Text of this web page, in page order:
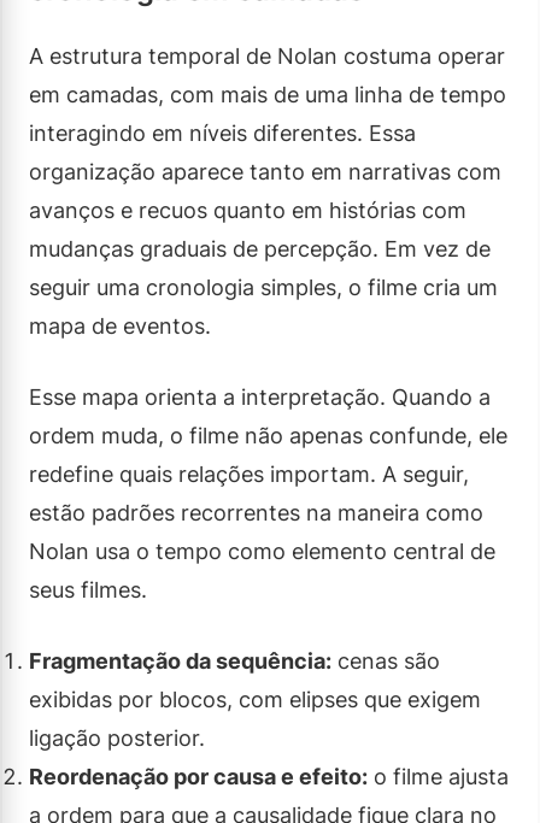
A estrutura temporal de Nolan costuma operar
em camadas, com mais de uma linha de tempo
interagindo em níveis diferentes. Essa
organização aparece tanto em narrativas com
avanços e recuos quanto em histórias com
mudanças graduais de percepção. Em vez de
seguir uma cronologia simples, o filme cria um
mapa de eventos.
Esse mapa orienta a interpretação. Quando a
ordem muda, o filme não apenas confunde, ele
redefine quais relações importam. A seguir,
estão padrões recorrentes na maneira como
Nolan usa o tempo como elemento central de
seus filmes.
Fragmentação da sequência: cenas são
exibidas por blocos, com elipses que exigem
ligação posterior.
Reordenação por causa e efeito: o filme ajusta
a ordem para que a causalidade fique clara no